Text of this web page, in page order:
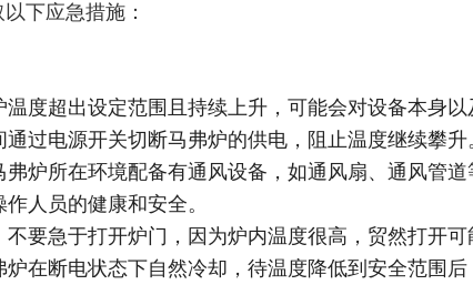
下应急措施：
温度超出设定范围且持续上升，可能会对设备本身
过电源开关切断马弗炉的供电，阻止温度继续攀升
弗炉所在环境配备有通风设备，如通风扇、通风管
人员的健康和安全。
不要急于打开炉门，因为炉内温度很高，贸然打开
在断电状态下自然冷却，待温度降低到安全范围后